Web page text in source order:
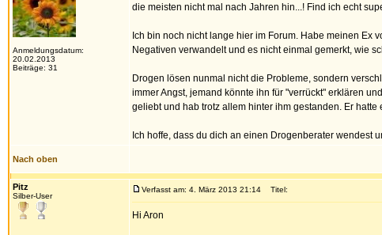
Anmeldungsdatum:
20.02.2013
Beiträge: 31
die meisten nicht mal nach Jahren hin...! Find ich echt
Ich bin noch nicht lange hier im Forum. Habe meinen Ex
Negativen verwandelt und es nicht einmal gemerkt, wie
Drogen lösen nunmal nicht die Probleme, sondern
immer Angst, jemand könnte ihn für "verrückt" erklären
geliebt und hab trotz allem hinter ihm gestanden. Er
Ich hoffe, dass du dich an einen Drogenberater wendest
Nach oben
Pitz
Silber-User
Verfasst am: 4. März 2013 21:14 Titel:
Hi Aron